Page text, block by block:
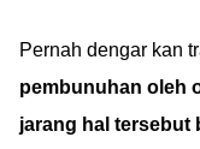
Pernah dengar kan
pembunuhan oleh
jarang hal tersebut